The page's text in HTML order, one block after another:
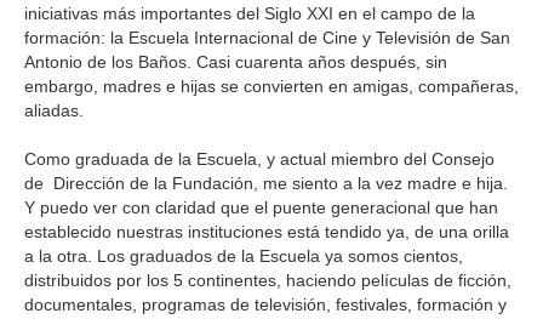
iniciativas más importantes del Siglo XXI en el campo de la
formación: la Escuela Internacional de Cine y Televisión de San
Antonio de los Baños. Casi cuarenta años después, sin
embargo, madres e hijas se convierten en amigas, compañeras,
aliadas.
Como graduada de la Escuela, y actual miembro del Consejo
de Dirección de la Fundación, me siento a la vez madre e hija.
Y puedo ver con claridad que el puente generacional que han
establecido nuestras instituciones está tendido ya, de una orilla
a la otra. Los graduados de la Escuela ya somos cientos,
distribuidos por los 5 continentes, haciendo películas de ficción,
documentales, programas de televisión, festivales, formación y